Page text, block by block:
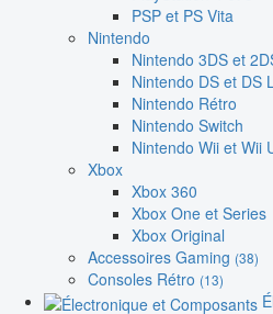
PSP et PS Vita
Nintendo
Nintendo 3DS et
Nintendo DS et DS
Nintendo Rétro
Nintendo Switch
Nintendo Wii et Wii
Xbox
Xbox 360
Xbox One et Series
Xbox Original
Accessoires Gaming (38)
Consoles Rétro (13)